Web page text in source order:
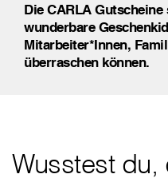
Die CARLA
wunderbare
Mitarbeiter*Innen,
überraschen können.
Wusstest du,